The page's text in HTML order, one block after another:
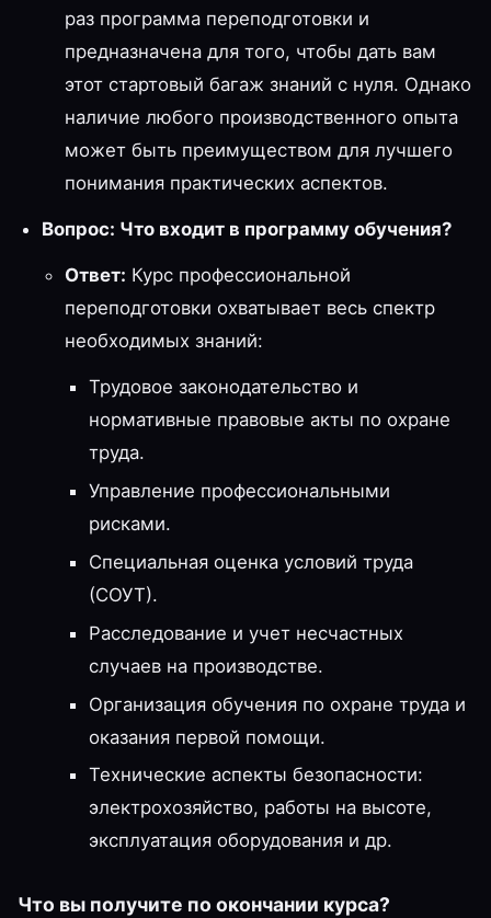
раз программа переподготовки и
предназначена для того, чтобы дать вам
этот стартовый багаж знаний с нуля. Однако
наличие любого производственного опыта
может быть преимуществом для лучшего
понимания практических аспектов.
Вопрос: Что входит в программу обучения?
Ответ: Курс профессиональной
переподготовки охватывает весь спектр
необходимых знаний:
Трудовое законодательство и
нормативные правовые акты по охране
труда.
Управление профессиональными
рисками.
Специальная оценка условий труда
(СОУТ).
Расследование и учет несчастных
случаев на производстве.
Организация обучения по охране труда и
оказания первой помощи.
Технические аспекты безопасности:
электрохозяйство, работы на высоте,
эксплуатация оборудования и др.
Что вы получите по окончании курса?